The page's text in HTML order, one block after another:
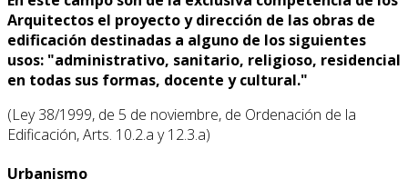
Arquitectos el proyecto y dirección de las obras de
edificación destinadas a alguno de los siguientes
usos: "administrativo, sanitario, religioso, residencial
en todas sus formas, docente y cultural."
(Ley 38/1999, de 5 de noviembre, de Ordenación de la
Edificación, Arts. 10.2.a y 12.3.a)
Urbanismo